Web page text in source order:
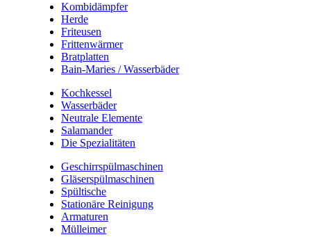
Kombidämpfer
Herde
Friteusen
Frittenwärmer
Bratplatten
Bain-Maries / Wasserbäder
Kochkessel
Wasserbäder
Neutrale Elemente
Salamander
Die Spezialitäten
Geschirrspülmaschinen
Gläserspülmaschinen
Spültische
Stationäre Reinigung
Armaturen
Mülleimer